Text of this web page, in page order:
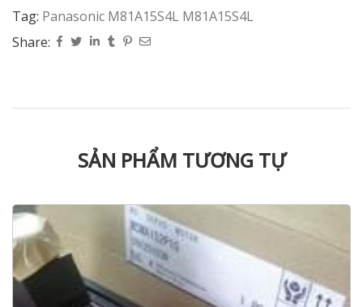
Tag: Panasonic M81A15S4L M81A15S4L
Share:
SẢN PHẨM TƯƠNG TỰ